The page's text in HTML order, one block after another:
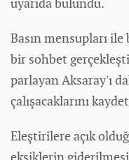
uyarıda bulundu.
Basın mensupları
bir sohbet
parlayan Aksaray'ı
çalışacaklarını
Eleştirilere açık